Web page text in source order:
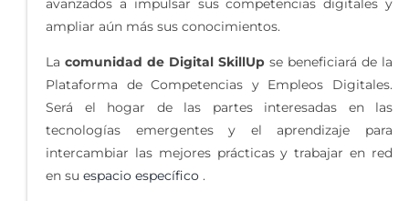
avanzados a impulsar sus competencias digitales y
ampliar aún más sus conocimientos.
La comunidad de Digital SkillUp se beneficiará de la
Plataforma de Competencias y Empleos Digitales.
Será el hogar de las partes interesadas en las
tecnologías emergentes y el aprendizaje para
intercambiar las mejores prácticas y trabajar en red
en su espacio específico .